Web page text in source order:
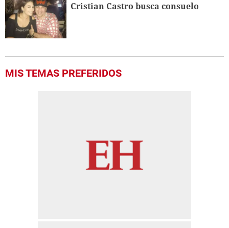
Cristian Castro busca consuelo
MIS TEMAS PREFERIDOS